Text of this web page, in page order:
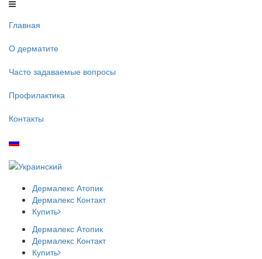
Главная
О дерматите
Часто задаваемые вопросы
Профилактика
Контакты
Дермалекс Атопик
Дермалекс Контакт
Купить
Дермалекс Атопик
Дермалекс Контакт
Купить